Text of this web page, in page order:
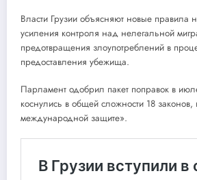
Власти Грузии объясняют новые правила
усиления контроля над нелегальной
предотвращения злоупотреблений в
предоставления убежища.
Парламент одобрил пакет поправок в
коснулись в общей сложности 18
международной защите».